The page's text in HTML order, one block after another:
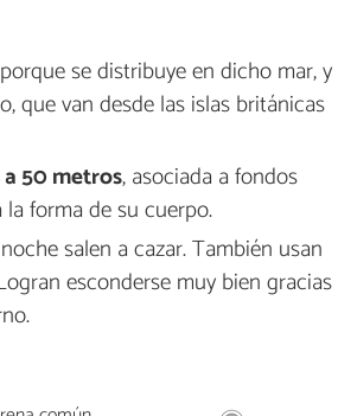
se distribuye en dicho mar, y
que van desde las islas británicas
a 50 metros, asociada a fondos
forma de su cuerpo.
salen a cazar. También usan
esconderse muy bien gracias